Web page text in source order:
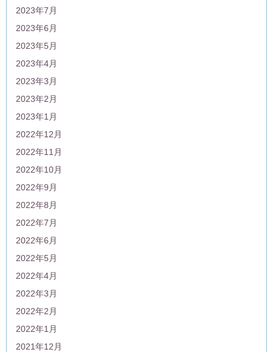
2023年7月
2023年6月
2023年5月
2023年4月
2023年3月
2023年2月
2023年1月
2022年12月
2022年11月
2022年10月
2022年9月
2022年8月
2022年7月
2022年6月
2022年5月
2022年4月
2022年3月
2022年2月
2022年1月
2021年12月